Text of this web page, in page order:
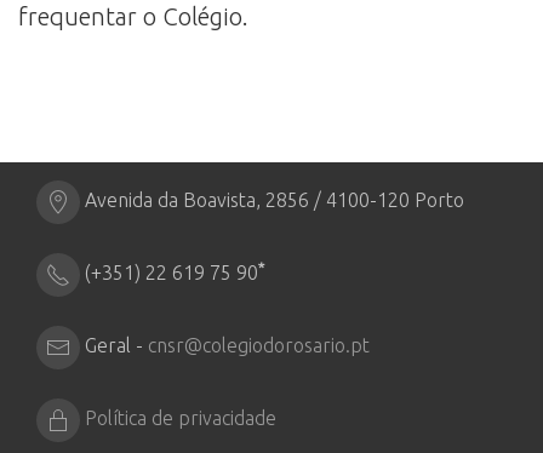
frequentar o Colégio.
Avenida da Boavista, 2856 / 4100-120 Porto
(+351) 22 619 75 90*
Geral - cnsr@colegiodorosario.pt
Política de privacidade